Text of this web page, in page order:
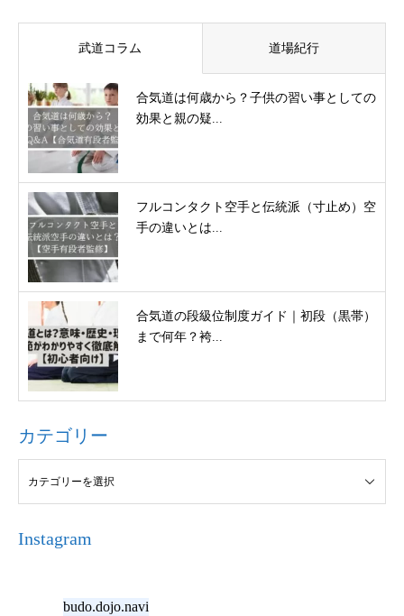
武道コラム 道場紀行
合気道は何歳から？子供の習い事としての
効果と親の疑...
フルコンタクト空手と伝統派（寸止め）空
手の違いとは...
合気道の段級位制度ガイド｜初段（黒帯）
まで何年？袴...
カテゴリー
Instagram
budo.dojo.navi